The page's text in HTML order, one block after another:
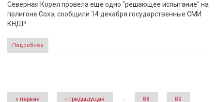
Северная Корея провела еще одно "решающее испытание" на
полигоне Сохэ, сообщили 14 декабря государственные СМИ
КНДР.
Подробнее
Страницы
« первая ‹ предыдущая … 88 89